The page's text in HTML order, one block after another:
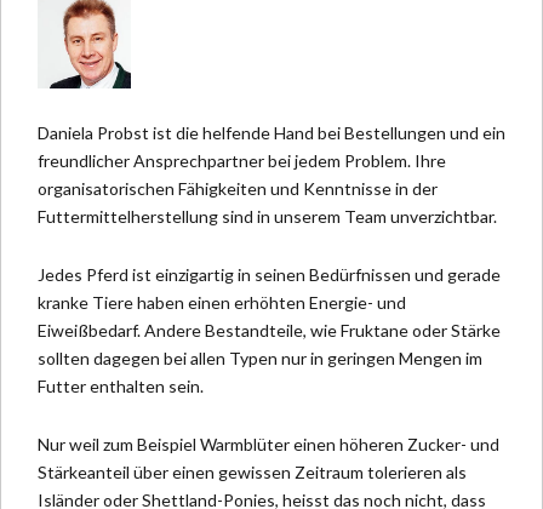
Daniela Probst ist die helfende Hand bei Bestellungen und ein
freundlicher Ansprechpartner bei jedem Problem. Ihre
organisatorischen Fähigkeiten und Kenntnisse in der
Futtermittelherstellung sind in unserem Team unverzichtbar.
Jedes Pferd ist einzigartig in seinen Bedürfnissen und gerade
kranke Tiere haben einen erhöhten Energie- und
Eiweißbedarf. Andere Bestandteile, wie Fruktane oder Stärke
sollten dagegen bei allen Typen nur in geringen Mengen im
Futter enthalten sein.
Nur weil zum Beispiel Warmblüter einen höheren Zucker- und
Stärkeanteil über einen gewissen Zeitraum tolerieren als
Isländer oder Shettland-Ponies, heisst das noch nicht, dass